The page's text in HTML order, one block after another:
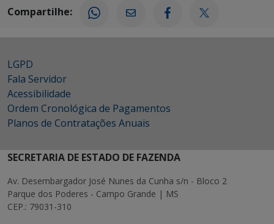
Compartilhe:
LGPD
Fala Servidor
Acessibilidade
Ordem Cronológica de Pagamentos
Planos de Contratações Anuais
SECRETARIA DE ESTADO DE FAZENDA
Av. Desembargador José Nunes da Cunha s/n - Bloco 2
Parque dos Poderes - Campo Grande | MS
CEP.: 79031-310